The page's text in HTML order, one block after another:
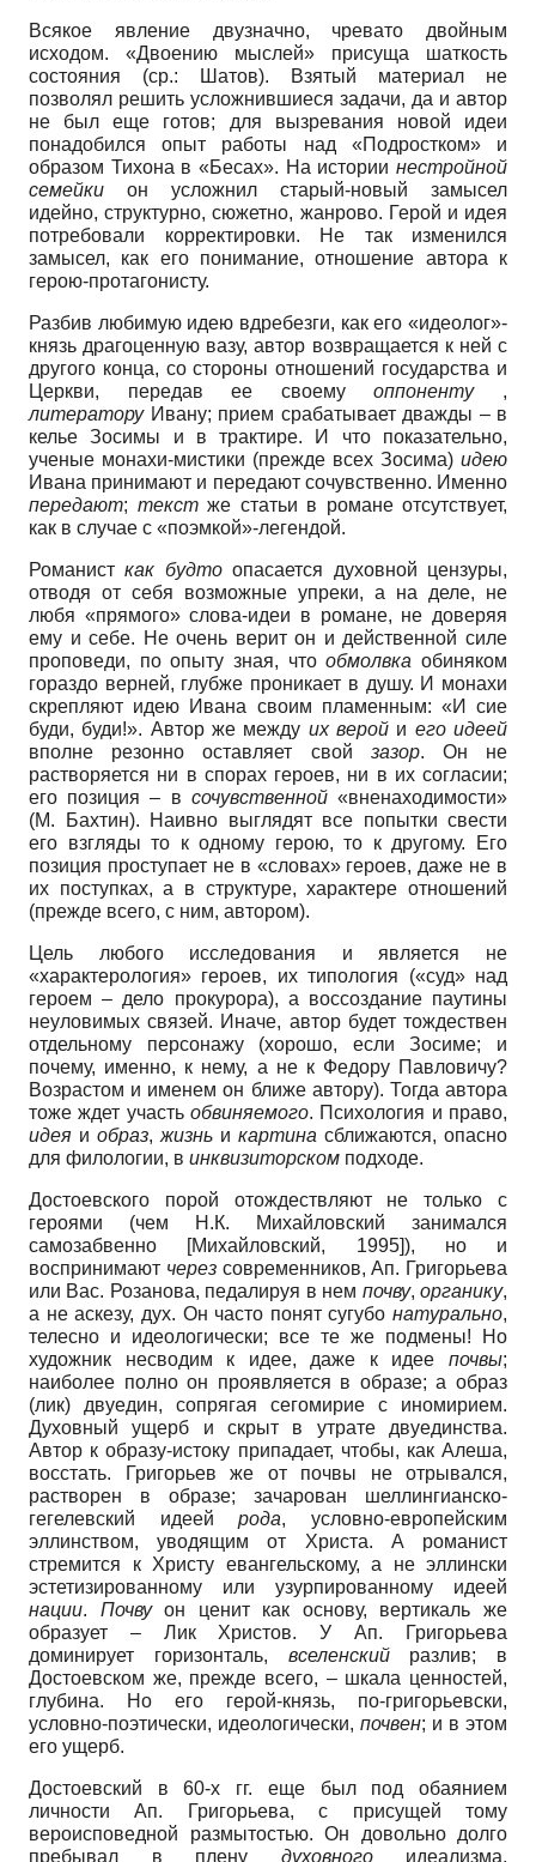
Всякое явление двузначно, чревато двойным
исходом. «Двоению мыслей» присуща шаткость
состояния (ср.: Шатов). Взятый материал не
позволял решить усложнившиеся задачи, да и автор
не был еще готов; для вызревания новой идеи
понадобился опыт работы над «Подростком» и
образом Тихона в «Бесах». На истории нестройной
семейки он усложнил старый-новый замысел
идейно, структурно, сюжетно, жанрово. Герой и идея
потребовали корректировки. Не так изменился
замысел, как его понимание, отношение автора к
герою-протагонисту.
Разбив любимую идею вдребезги, как его «идеолог»-
князь драгоценную вазу, автор возвращается к ней с
другого конца, со стороны отношений государства и
Церкви, передав ее своемуоппоненту,
литераторуИвану; прием срабатывает дважды – в
келье Зосимы и в трактире. И что показательно,
ученые монахи-мистики (прежде всех Зосима) идею
Ивана принимают и передают сочувственно. Именно
передают; текстже статьи в романе отсутствует,
как в случае с «поэмкой»-легендой.
Романисткак будтоопасается духовной цензуры,
отводя от себя возможные упреки, а на деле, не
любя «прямого» слова-идеи в романе, не доверяя
ему и себе. Не очень верит он и действенной силе
проповеди, по опыту зная, чтообмолвка обиняком
гораздо верней, глубже проникает в душу. И монахи
скрепляют идею Ивана своим пламенным: «И сие
буди, буди!». Автор же между их верой и его идеей
вполне резонно оставляет свой зазор. Он не
растворяется ни в спорах героев, ни в их согласии;
его позиция – в сочувственной«вненаходимости»
(М. Бахтин). Наивно выглядят все попытки свести
его взгляды то к одному герою, то к другому. Его
позиция проступает не в «словах» героев, даже не в
их поступках, а в структуре, характере отношений
(прежде всего, с ним, автором).
Цель любого исследования и является не
«характерология» героев, их типология («суд» над
героем – дело прокурора), а воссоздание паутины
неуловимых связей. Иначе, автор будет тождествен
отдельному персонажу (хорошо, если Зосиме; и
почему, именно, к нему, а не к Федору Павловичу?
Возрастом и именем он ближе автору). Тогда автора
тоже ждет участь обвиняемого. Психология и право,
идея и образ, жизнь и картина сближаются, опасно
для филологии, в инквизиторском подходе.
Достоевского порой отождествляют не только с
героями (чем Н.К. Михайловский занимался
самозабвенно
[Михайловский, 1995]), но и
воспринимают черезсовременников, Ап. Григорьева
или Вас. Розанова, педалируя в нем почву,органику,
а не аскезу, дух. Он часто понят сугубо натурально,
телесно и идеологически; все те же подмены! Но
художник несводим к идее, даже к идее почвы;
наиболее полно он проявляется в образе; а образ
(лик) двуедин, сопрягая сегомирие с иномирием.
Духовный ущерб и скрыт в утрате двуединства.
Автор к образу-истоку припадает, чтобы, как Алеша,
восстать. Григорьев же от почвы не отрывался,
растворен в образе; зачарован шеллингианско-
гегелевский идеейрода, условно-европейским
эллинством, уводящим от Христа. А романист
стремится к Христу евангельскому, а не эллински
эстетизированному или узурпированному идеей
нации. Почвуон ценит как основу, вертикаль же
образует – Лик Христов. У Ап. Григорьева
доминирует горизонталь, вселенскийразлив; в
Достоевском же, прежде всего, – шкала ценностей,
глубина. Но его герой-князь, по-григорьевски,
условно-поэтически, идеологически, почвен; и в этом
его ущерб.
Достоевский в 60-х гг. еще был под обаянием
личности Ап. Григорьева, с присущей тому
вероисповедной размытостью. Он довольно долго
пребывал в плену духовногоидеализма,